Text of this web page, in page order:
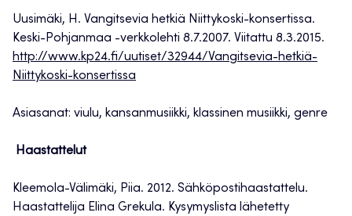
Uusimäki, H. Vangitsevia hetkiä Niittykoski-konsertissa.
Keski-Pohjanmaa -verkkolehti 8.7.2007. Viitattu 8.3.2015.
http://www.kp24.fi/uutiset/32944/Vangitsevia-hetkiä-
Niittykoski-konsertissa
Asiasanat: viulu, kansanmusiikki, klassinen musiikki, genre
Haastattelut
Kleemola-Välimäki, Piia. 2012. Sähköpostihaastattelu.
Haastattelija Elina Grekula. Kysymyslista lähetetty